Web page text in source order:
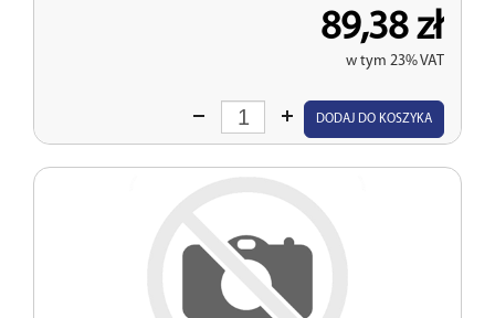
89,38 zł
w tym 23% VAT
Wprowadź
DODAJ DO KOSZYKA